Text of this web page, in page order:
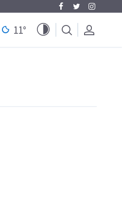
11°